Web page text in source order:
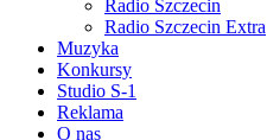
Radio Szczecin
Radio Szczecin Extra
Muzyka
Konkursy
Studio S-1
Reklama
O nas